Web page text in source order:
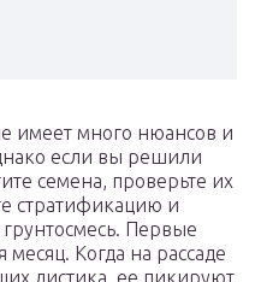
имеет много нюансов и
если вы решили
семена, проверьте их
стратификацию и
Первые
месяц. Когда на рассаде
листика, ее пикируют